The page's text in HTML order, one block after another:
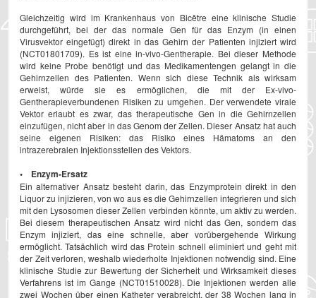
Gleichzeitig wird im Krankenhaus von Bicêtre eine klinische Studie
durchgeführt, bei der das normale Gen für das Enzym (in einen
Virusvektor eingefügt) direkt in das Gehirn der Patienten injiziert wird
(NCT01801709). Es ist eine in-vivo-Gentherapie. Bei dieser Methode
wird keine Probe benötigt und das Medikamentengen gelangt in die
Gehirnzellen des Patienten. Wenn sich diese Technik als wirksam
erweist, würde sie es ermöglichen, die mit der Ex-vivo-
Gentherapieverbundenen Risiken zu umgehen. Der verwendete virale
Vektor erlaubt es zwar, das therapeutische Gen in die Gehirnzellen
einzufügen, nicht aber in das Genom der Zellen. Dieser Ansatz hat auch
seine eigenen Risiken: das Risiko eines Hämatoms an den
intrazerebralen Injektionsstellen des Vektors.
• Enzym-Ersatz
Ein alternativer Ansatz besteht darin, das Enzymprotein direkt in den
Liquor zu injizieren, von wo aus es die Gehirnzellen integrieren und sich
mit den Lysosomen dieser Zellen verbinden könnte, um aktiv zu werden.
Bei diesem therapeutischen Ansatz wird nicht das Gen, sondern das
Enzym injiziert, das eine schnelle, aber vorübergehende Wirkung
ermöglicht. Tatsächlich wird das Protein schnell eliminiert und geht mit
der Zeit verloren, weshalb wiederholte Injektionen notwendig sind. Eine
klinische Studie zur Bewertung der Sicherheit und Wirksamkeit dieses
Verfahrens ist im Gange (NCT01510028). Die Injektionen werden alle
zwei Wochen über einen Katheter verabreicht, der 38 Wochen lang in